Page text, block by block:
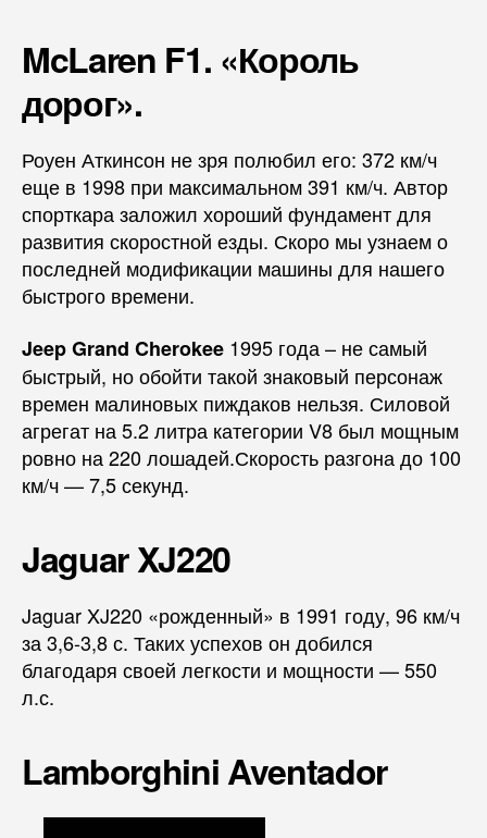
McLaren F1. «Король
дорог».
Роуен Аткинсон не зря полюбил его: 372 км/ч
еще в 1998 при максимальном 391 км/ч. Автор
спорткара заложил хороший фундамент для
развития скоростной езды. Скоро мы узнаем о
последней модификации машины для нашего
быстрого времени.
Jeep Grand Cherokee 1995 года – не самый
быстрый, но обойти такой знаковый персонаж
времен малиновых пиждаков нельзя. Силовой
агрегат на 5.2 литра категории V8 был мощным
ровно на 220 лошадей.Скорость разгона до 100
км/ч — 7,5 секунд.
Jaguar XJ220
Jaguar XJ220 «рожденный» в 1991 году, 96 км/ч
за 3,6-3,8 с. Таких успехов он добился
благодаря своей легкости и мощности — 550
л.с.
Lamborghini Aventador